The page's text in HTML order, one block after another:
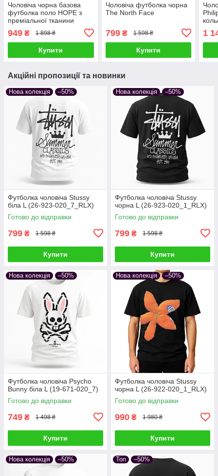
Чоловіча чорна базова
футболка поло HOPE з
преміальної тканини
949 ₴ 1 898 ₴
Купити
Чоловіча футболка чорна
The North Face
799₴ 1 598 ₴
Купити
1
Акційні пропозиції та новинки
Нова колекція –50%
Футболка чоловіча Stussy
біла L (26-923-020_7_RLX)
Готово до відправки
799 ₴ 1 598 ₴
Купити
Нова колекція –50%
Футболка чоловіча Stussy
чорна L (26-923-020_1_RLX)
Готово до відправки
799 ₴ 1 598 ₴
Купити
Нова колекція –50%
Футболка чоловіча Psycho
Bunny біла L (19-671-020_7)
Готово до відправки
749 ₴ 1 498 ₴
Купити
Нова колекція –50%
Футболка чоловіча Stussy
чорна L (26-922-020_1_RLX)
Готово до відправки
990 ₴ 1 980 ₴
Купити
Нова колекція –50% Топ –50%